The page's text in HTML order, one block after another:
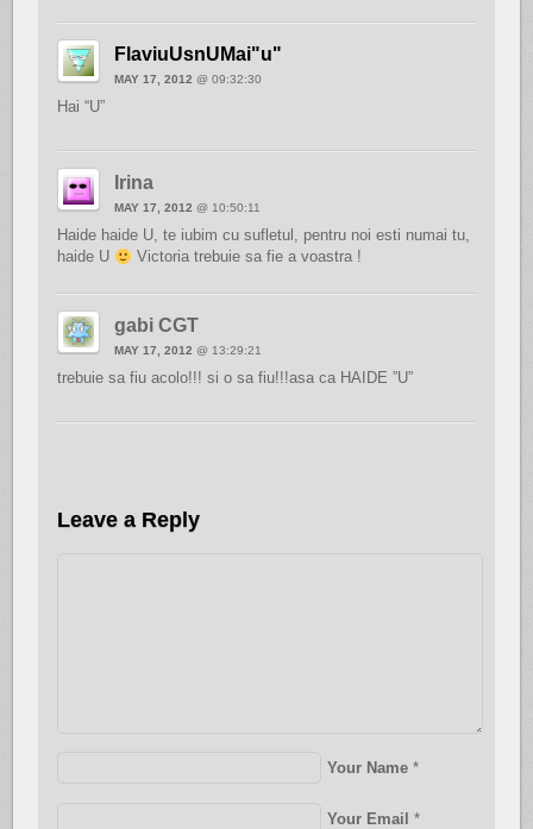
FlaviuUsnUMai"u"
MAY 17, 2012 @ 09:32:30
Hai “U”
Irina
MAY 17, 2012 @ 10:50:11
Haide haide U, te iubim cu sufletul, pentru noi esti numai tu,
haide U
Victoria trebuie sa fie a voastra !
gabi CGT
MAY 17, 2012 @ 13:29:21
trebuie sa fiu acolo!!! si o sa fiu!!!asa ca HAIDE ”U”
Leave a Reply
Your Name *
Your Email *